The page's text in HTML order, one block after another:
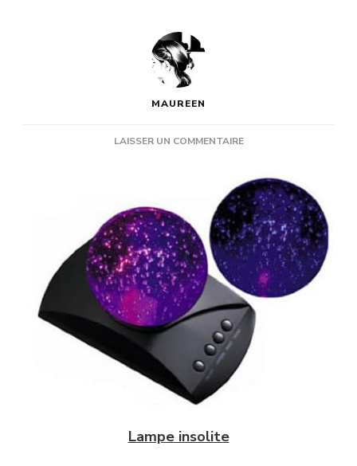
MAUREEN
LAISSER UN COMMENTAIRESUR
:
LA
LAMPE
WATERCOLOR
DE
NATURE
ET
DÉCOUVERTES
Lampe insolite